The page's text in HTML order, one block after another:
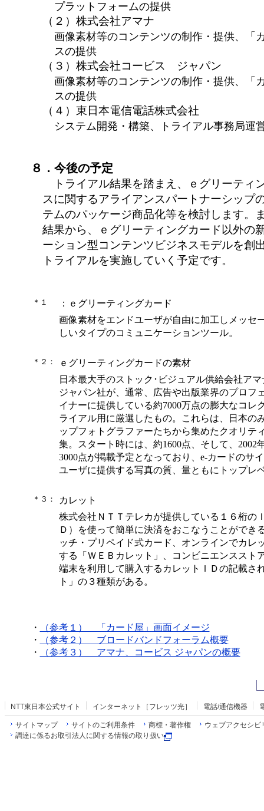
プラットフォームの提供
（２）株式会社アマナ
画像素材等のコンテンツの制作・提供、「
スの提供
（３）株式会社コービス ジャパン
画像素材等のコンテンツの制作・提供、「
スの提供
（４）東日本電信電話株式会社
システム開発・構築、トライアル事務局運
８．今後の予定
トライアル結果を踏まえ、ｅグリーティ
スに関するアライアンスパートナーシップ
テムのパッケージ商品化等を検討します。
結果から、ｅグリーティングカード以外の
ーション型コンテンツビジネスモデルを創
トライアルを実施していく予定です。
＊１
：ｅグリーティングカード
画像素材をエンドユーザが自由に加工しメッセ
しいタイプのコミュニケーションツール。
＊２：
ｅグリーティングカードの素材
日本最大手のストック･ビジュアル供給会社ア
ジャパン社が、通常、広告や出版業界のプロフ
イナーに提供している約7000万点の膨大なコレ
ライアル用に厳選したもの。これらは、日本の
ップフォトグラファーたちから集めたクオリテ
集。スタート時には、約1600点、そして、2002
3000点が掲載予定となっており、e-カードのサ
ユーザに提供する写真の質、量ともにトップレ
＊３：
カレット
株式会社ＮＴＴテレカが提供している１６桁の
Ｄ）を使って簡単に決済をおこなうことができ
ッチ・プリペイド式カード、オンラインでカレ
する「ＷＥＢカレット」、コンビニエンススト
端末を利用して購入するカレットＩＤの記載さ
ト」の３種類がある。
・
（参考１） 「カード屋」画面イメージ
・
（参考２） ブロードバンドフォーラム概要
・
（参考３） アマナ、コービス ジャパンの概要
NTT東日本公式サイト インターネット［フレッツ光］ 電話/通信機器
サイトマップ サイトのご利用条件 商標・著作権
ウェブアクセシビ
調達に係るお取引法人に関する情報の取り扱い